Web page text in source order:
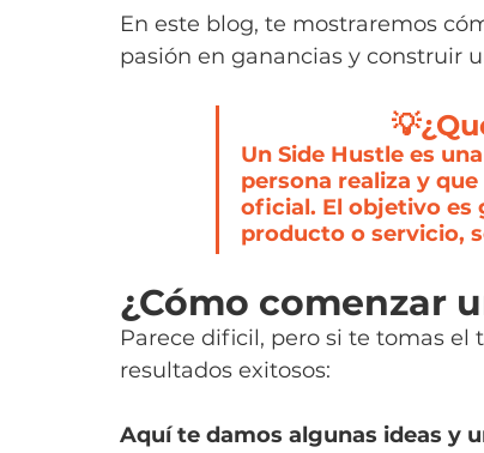
En este blog, te mostraremos
pasión en ganancias y construir
💡¿Qué
Un Side Hustle es
persona realiza y
oficial. El objetivo es
producto o servicio,
¿Cómo comenzar
Parece dificil, pero si te tomas
resultados exitosos:
Aquí te damos algunas ideas y